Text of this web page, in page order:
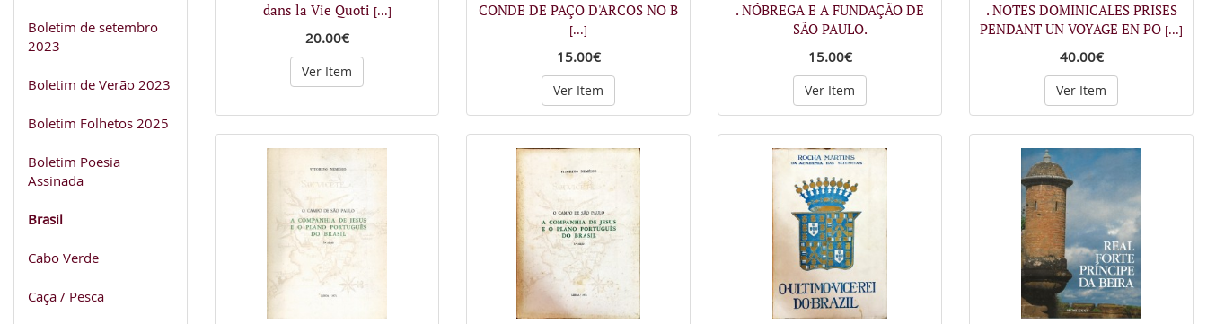
Boletim de setembro
2023
Boletim de Verão 2023
Boletim Folhetos 2025
Boletim Poesia
Assinada
Brasil
Cabo Verde
Caça / Pesca
dans la Vie Quoti [...]
20.00€
Ver Item
CONDE DE PAÇO D'ARCOS NO B
[...]
15.00€
Ver Item
. NÓBREGA E A FUNDAÇÃO DE
SÃO PAULO.
15.00€
Ver Item
. NOTES DOMINICALES PRISES
PENDANT UN VOYAGE EN PO [...]
40.00€
Ver Item